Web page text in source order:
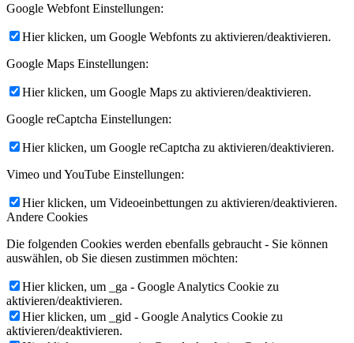
Google Webfont Einstellungen:
Hier klicken, um Google Webfonts zu aktivieren/deaktivieren.
Google Maps Einstellungen:
Hier klicken, um Google Maps zu aktivieren/deaktivieren.
Google reCaptcha Einstellungen:
Hier klicken, um Google reCaptcha zu aktivieren/deaktivieren.
Vimeo und YouTube Einstellungen:
Hier klicken, um Videoeinbettungen zu aktivieren/deaktivieren.
Andere Cookies
Die folgenden Cookies werden ebenfalls gebraucht - Sie können
auswählen, ob Sie diesen zustimmen möchten:
Hier klicken, um _ga - Google Analytics Cookie zu
aktivieren/deaktivieren.
Hier klicken, um _gid - Google Analytics Cookie zu
aktivieren/deaktivieren.